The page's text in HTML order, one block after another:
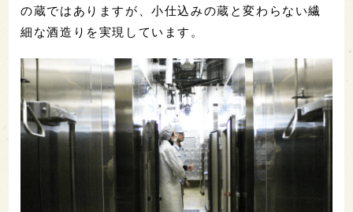
の蔵ではありますが、小仕込みの蔵と変わらない繊
細な酒造りを実現しています。